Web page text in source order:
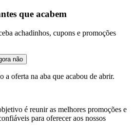
que acabem
achadinhos, cupons e promoções
não
a oferta na aba que acabou de abrir.
é reunir as melhores promoções e
para oferecer aos nossos